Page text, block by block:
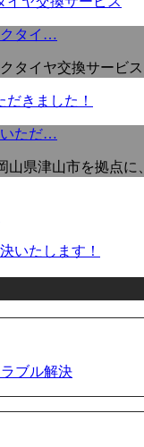
クタイ…
タイヤ交換サービ
いただ…
山県津山市を拠点
いたします！
ブル解決